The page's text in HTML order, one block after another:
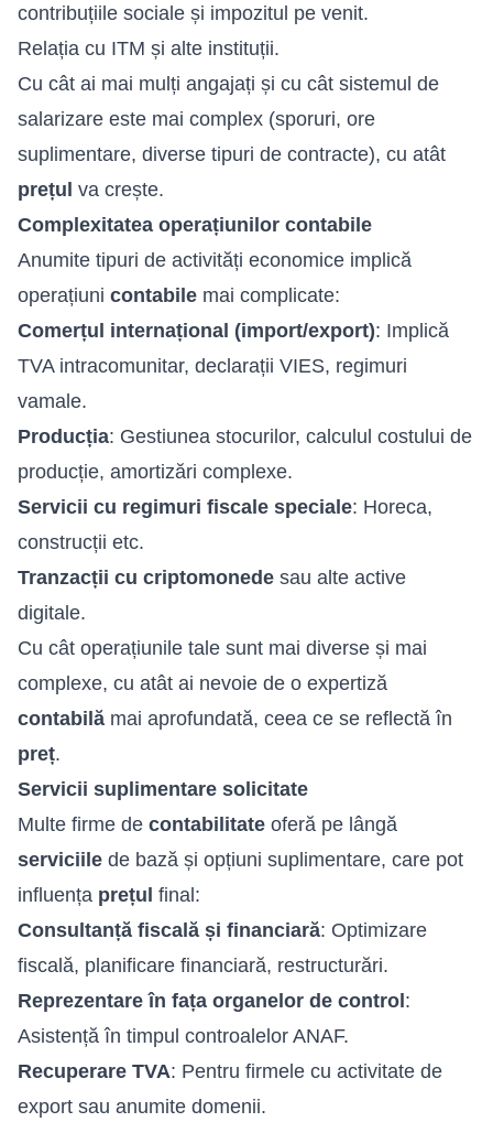
contribuțiile sociale și impozitul pe venit.
Relația cu ITM și alte instituții.
Cu cât ai mai mulți angajați și cu cât sistemul de
salarizare este mai complex (sporuri, ore
suplimentare, diverse tipuri de contracte), cu atât
prețul va crește.
Complexitatea operațiunilor contabile
Anumite tipuri de activități economice implică
operațiuni contabile mai complicate:
Comerțul internațional (import/export): Implică
TVA intracomunitar, declarații VIES, regimuri
vamale.
Producția: Gestiunea stocurilor, calculul costului de
producție, amortizări complexe.
Servicii cu regimuri fiscale speciale: Horeca,
construcții etc.
Tranzacții cu criptomonede sau alte active
digitale.
Cu cât operațiunile tale sunt mai diverse și mai
complexe, cu atât ai nevoie de o expertiză
contabilă mai aprofundată, ceea ce se reflectă în
preț.
Servicii suplimentare solicitate
Multe firme de contabilitate oferă pe lângă
serviciile de bază și opțiuni suplimentare, care pot
influența prețul final:
Consultanță fiscală și financiară: Optimizare
fiscală, planificare financiară, restructurări.
Reprezentare în fața organelor de control :
Asistență în timpul controalelor ANAF.
Recuperare TVA: Pentru firmele cu activitate de
export sau anumite domenii.